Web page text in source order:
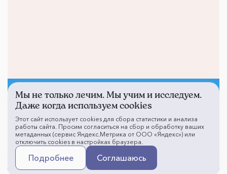
Не смогли записаться к
врачу?
Написать о проблеме
Мы не только лечим. Мы учим и исследуем.
Даже когда используем cookies
Этот сайт использует cookies для сбора статистики и анализа
работы сайта. Просим согласиться на сбор и обработку ваших
метаданных (сервис Яндекс.Метрика от ООО «Яндекс») или
отключить cookies в настройках браузера.
Подробнее Соглашаюсь